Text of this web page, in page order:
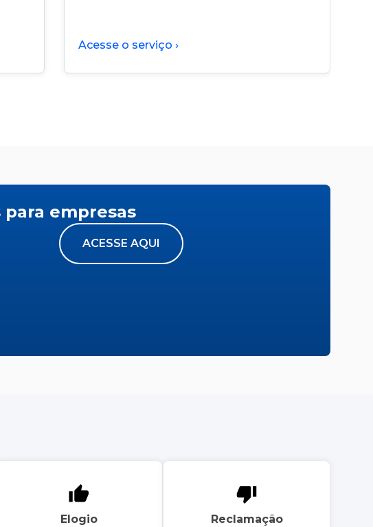
Acesse o serviço ›
para empresas
ACESSE AQUI
Elogio Reclamação